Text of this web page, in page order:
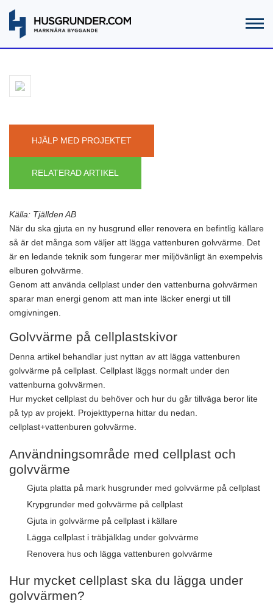
HJÄLP MED PROJEKTET
RELATERAD ARTIKEL
Källa: Tjällden AB
När du ska gjuta en ny husgrund eller renovera en befintlig källare
så är det många som väljer att lägga vattenburen golvvärme. Det
är en ledande teknik som fungerar mer miljövänligt än exempelvis
elburen golvvärme.
Genom att använda cellplast under den vattenburna golvvärmen
sparar man energi genom att man inte läcker energi ut till
omgivningen.
Golvvärme på cellplastskivor
Denna artikel behandlar just nyttan av att lägga vattenburen
golvvärme på cellplast. Cellplast läggs normalt under den
vattenburna golvvärmen.
Hur mycket cellplast du behöver och hur du går tillväga beror lite
på typ av projekt. Projekttyperna hittar du nedan.
cellplast+vattenburen golvvärme.
Användningsområde med cellplast och
golvvärme
Gjuta platta på mark husgrunder med golvvärme på cellplast
Krypgrunder med golvvärme på cellplast
Gjuta in golvvärme på cellplast i källare
Lägga cellplast i träbjälklag under golvvärme
Renovera hus och lägga vattenburen golvvärme
Hur mycket cellplast ska du lägga under
golvvärmen?